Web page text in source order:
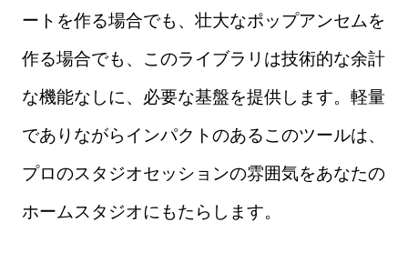
ートを作る場合でも、壮大なポップアンセムを
作る場合でも、このライブラリは技術的な余計
な機能なしに、必要な基盤を提供します。軽量
でありながらインパクトのあるこのツールは、
プロのスタジオセッションの雰囲気をあなたの
ホームスタジオにもたらします。